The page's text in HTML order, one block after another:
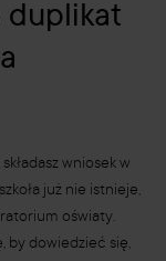
duplikat
wniosek w
już nie istnieje,
oświaty.
by dowiedzieć się,